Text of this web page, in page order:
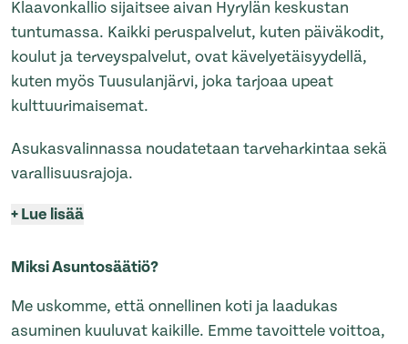
Klaavonkallio sijaitsee aivan Hyrylän keskustan
tuntumassa. Kaikki peruspalvelut, kuten päiväkodit,
koulut ja terveyspalvelut, ovat kävelyetäisyydellä,
kuten myös Tuusulanjärvi, joka tarjoaa upeat
kulttuurimaisemat.
Asukasvalinnassa noudatetaan tarveharkintaa sekä
varallisuusrajoja.
+Lue lisää
Miksi Asuntosäätiö?
Me uskomme, että onnellinen koti ja laadukas
asuminen kuuluvat kaikille. Emme tavoittele voittoa,